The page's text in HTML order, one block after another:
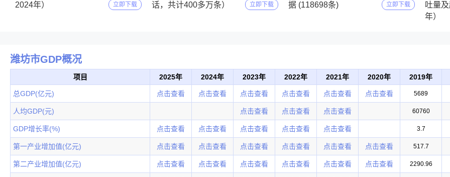
2024年）
立即下载
话，共计400多万条）
立即下载
据 (118698条)
立即下载
吐量
年）
潍坊市GDP概况
项目 2025年 2024年 2023年 2022年 2021年 2020年 2019年
总GDP(亿元) 点击查看 点击查看 点击查看 点击查看 点击查看 点击查看 5689
人均GDP(元) 点击查看 点击查看 点击查看 60760
GDP增长率(%) 点击查看 点击查看 点击查看 点击查看 点击查看 3.7
第一产业增加值(亿元) 点击查看 点击查看 点击查看 点击查看 点击查看 点击查看 517.7
第二产业增加值(亿元) 点击查看 点击查看 点击查看 点击查看 点击查看 点击查看 2290.96